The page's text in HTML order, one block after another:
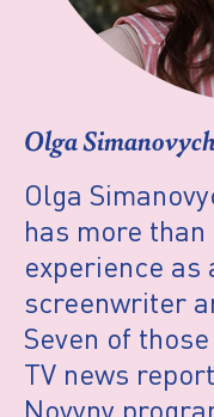
Olga Simanovych
Olga
has more
experience as
screenwriter
Seven of
TV news
Novyny